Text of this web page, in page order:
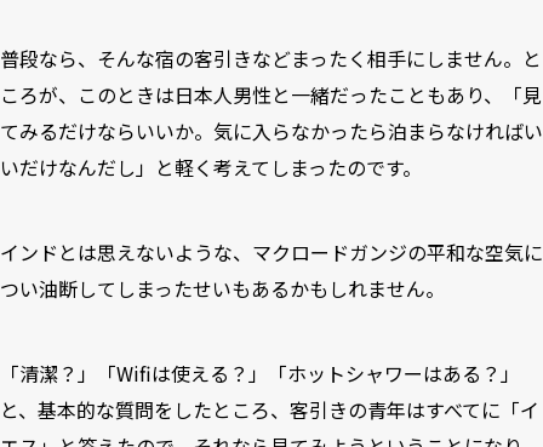
普段なら、そんな宿の客引きなどまったく相手にしません。と
ころが、このときは日本人男性と一緒だったこともあり、「見
てみるだけならいいか。気に入らなかったら泊まらなければい
いだけなんだし」と軽く考えてしまったのです。
インドとは思えないような、マクロードガンジの平和な空気に
つい油断してしまったせいもあるかもしれません。
「清潔？」「Wifiは使える？」「ホットシャワーはある？」
と、基本的な質問をしたところ、客引きの青年はすべてに「イ